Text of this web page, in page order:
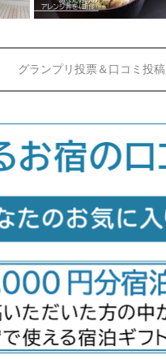
グランプリ投票＆口コミ投稿